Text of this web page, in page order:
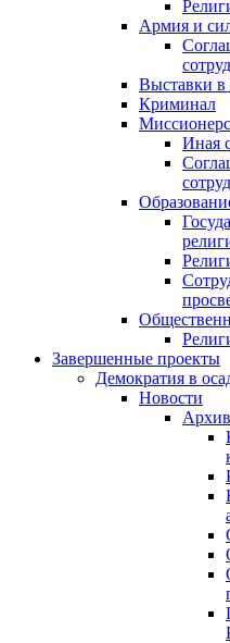
Армия и
Выставки
Криминал
Иная
Завершенные проекты
Демократия в
Новости